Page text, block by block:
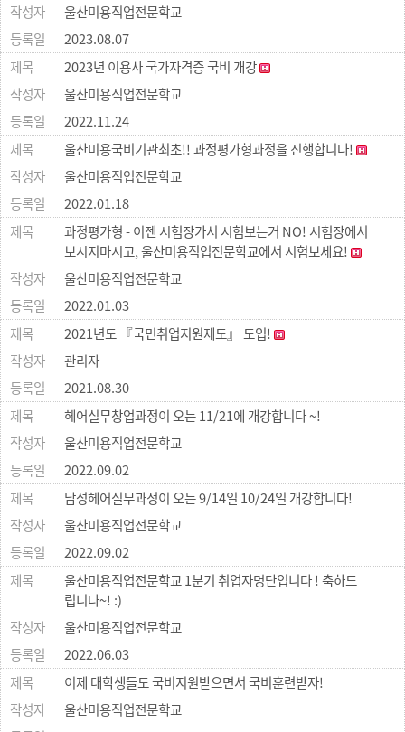
울산미용직업전문학교
2023.08.07
2023년 이용사 국가자격증 국비 개강
울산미용직업전문학교
2022.11.24
울산미용국비기관최초!! 과정평가형과정을 진행합니다!
울산미용직업전문학교
2022.01.18
과정평가형 - 이젠 시험장가서 시험보는거 NO! 시험장에서
보시지마시고, 울산미용직업전문학교에서 시험보세요!
울산미용직업전문학교
2022.01.03
2021년도 『국민취업지원제도』 도입!
관리자
2021.08.30
헤어실무창업과정이 오는 11/21에 개강합니다 ~!
울산미용직업전문학교
2022.09.02
남성헤어실무과정이 오는 9/14일 10/24일 개강합니다!
울산미용직업전문학교
2022.09.02
울산미용직업전문학교 1분기 취업자명단입니다 ! 축하드
립니다~! :)
울산미용직업전문학교
2022.06.03
이제 대학생들도 국비지원받으면서 국비훈련받자!
울산미용직업전문학교